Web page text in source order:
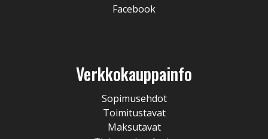
Facebook
Verkkokauppainfo
Sopimusehdot
Toimitustavat
Maksutavat